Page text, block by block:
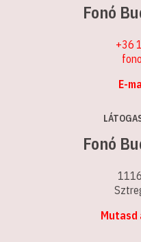
Fonó
+36
E-
Fonó
Mutasd